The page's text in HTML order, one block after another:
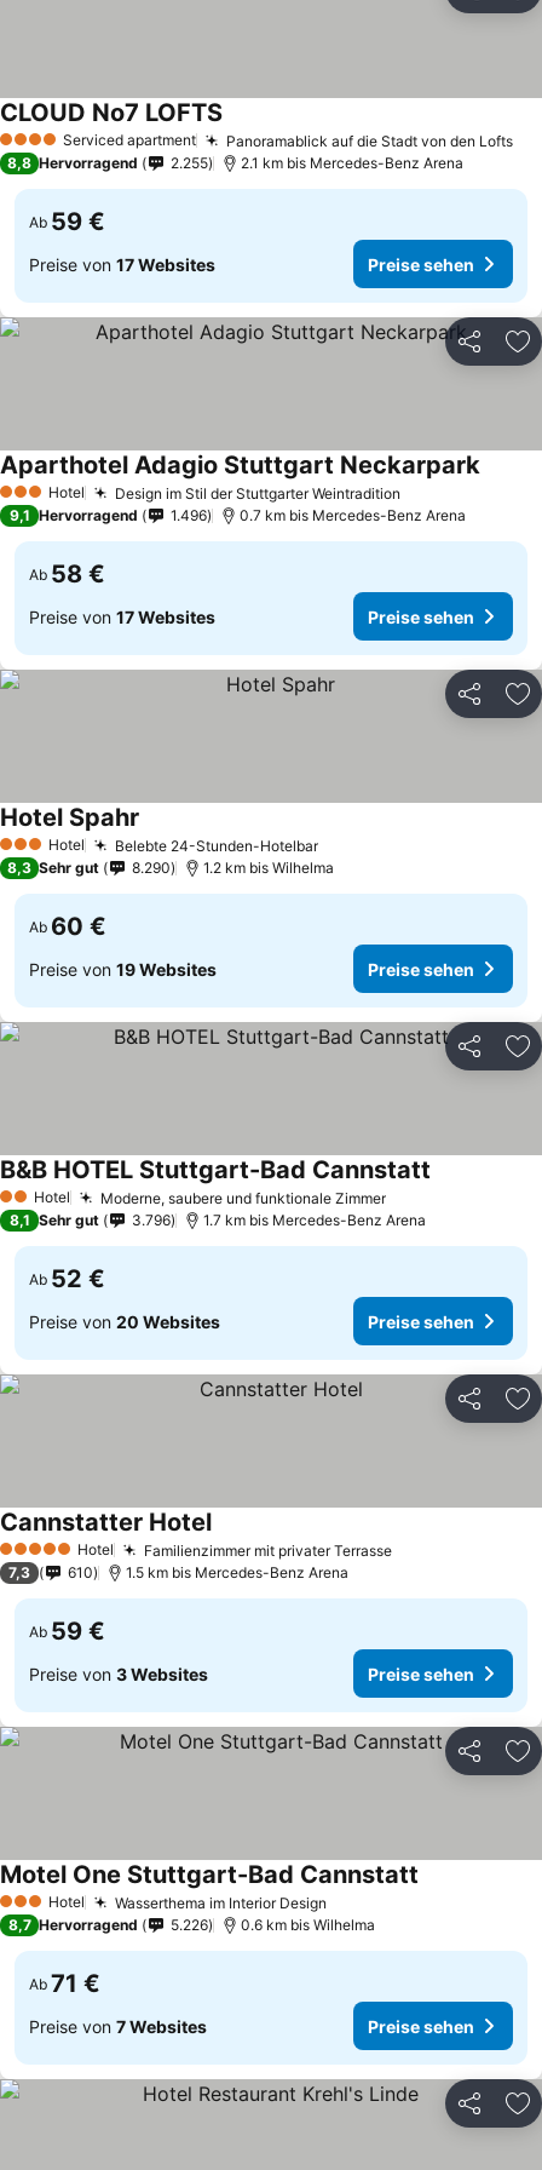
4 Sterne Serviced apartment Panoramablick auf die Stadt von den Lofts
CLOUD No7 LOFTS
8,8 Hervorragend 2.255 2.1 km bis Mercedes-Benz Arena
Ab 59 €
Preise von 17 Websites Preise sehen
Teilen
3 SterneHotel Design im Stil der Stuttgarter Weintradition
Aparthotel Adagio Stuttgart NeckarparkPreise
9,1 Hervorragend 1.496 0.7 km bis Mercedes-Benz Arena
Ab 58 €
Preise von 17 Websites Preise sehen
Teilen
3 SterneHotel Belebte 24-Stunden-HotelbarPreise sehen
Hotel Spahr
8,3 Sehr gut 8.290 1.2 km bis Wilhelma
Ab 60 €
Preise von 19 Websites Preise sehen
Teilen
2 Sterne
Hotel Moderne, saubere und funktionale ZimmerPreise sehen
B&B HOTEL Stuttgart-Bad Cannstatt
8,1 Sehr gut 3.796 1.7 km bis Mercedes-Benz Arena
Ab 52 €
Preise von 20 Websites Preise sehen
Teilen
5 Sterne Hotel Familienzimmer mit privater TerrassePreise sehen
Cannstatter HotelPreise sehen
7,3 610 1.5 km bis Mercedes-Benz Arena
Ab 59 €
Preise von 3 Websites Preise sehen
Teilen
3 SterneHotel Wasserthema im Interior Design
Motel One Stuttgart-Bad Cannstatt
8,7 Hervorragend 5.226 0.6 km bis Wilhelma
Ab 71 €
Preise von 7 Websites Preise sehen
Teilen